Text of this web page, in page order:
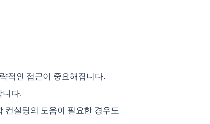
적인 접근이 중요해집니다.
니다.
컨설팅의 도움이 필요한 경우도